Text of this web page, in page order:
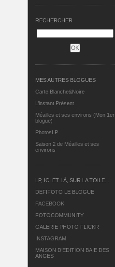
RECHERCHER
MES AUTRES BLOGUES
Carte Blanche&Noire
L’instant Présent
Méailles et ses environs (Mon 1er
blogue)
PhotosLP
Saison 2 de Méailles et ses
environs
LP, ICI ET LÀ, SUR LA TOILE...
DEFIFOTO LE BLOGUE
FACEBOOK
FOTOCOMMUNITY
GALERIE PHOTO FLICKR
INSTAGRAM
MAISON D’EDITION BAIE DES
ANGES